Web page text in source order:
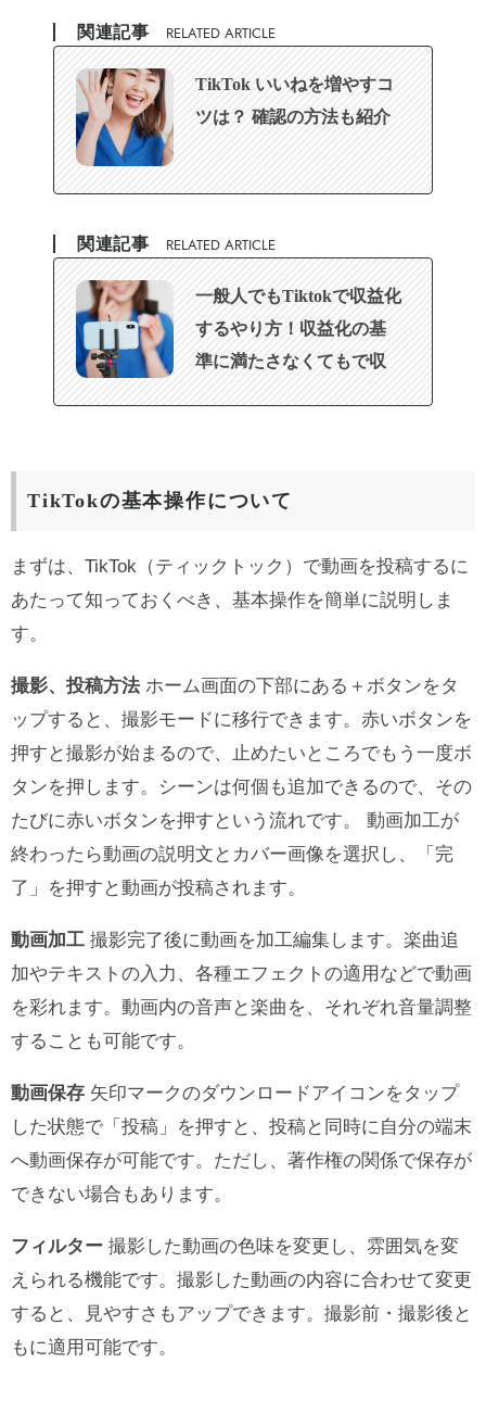
関連記事 RELATED ARTICLE
TikTok いいねを増やすコ
ツは？ 確認の方法も紹介
関連記事 RELATED ARTICLE
一般人でもTiktokで収益化
するやり方！収益化の基
準に満たさなくてもで収
TikTokの基本操作について
まずは、TikTok（ティックトック）で動画を投稿するに
あたって知っておくべき、基本操作を簡単に説明しま
す。
撮影、投稿方法 ホーム画面の下部にある＋ボタンをタ
ップすると、撮影モードに移行できます。赤いボタンを
押すと撮影が始まるので、止めたいところでもう一度ボ
タンを押します。シーンは何個も追加できるので、その
たびに赤いボタンを押すという流れです。 動画加工が
終わったら動画の説明文とカバー画像を選択し、「完
了」を押すと動画が投稿されます。
動画加工 撮影完了後に動画を加工編集します。楽曲追
加やテキストの入力、各種エフェクトの適用などで動画
を彩れます。動画内の音声と楽曲を、それぞれ音量調整
することも可能です。
動画保存 矢印マークのダウンロードアイコンをタップ
した状態で「投稿」を押すと、投稿と同時に自分の端末
へ動画保存が可能です。ただし、著作権の関係で保存が
できない場合もあります。
フィルター 撮影した動画の色味を変更し、雰囲気を変
えられる機能です。撮影した動画の内容に合わせて変更
すると、見やすさもアップできます。撮影前・撮影後と
もに適用可能です。